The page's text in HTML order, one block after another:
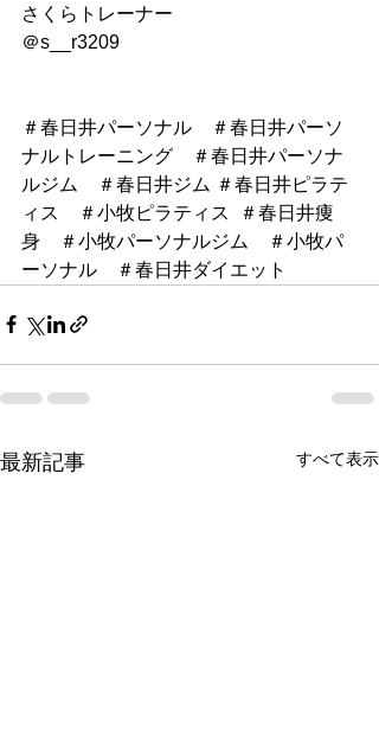
さくらトレーナー
＠s__r3209
＃春日井パーソナル　＃春日井パーソ
ナルトレーニング　＃春日井パーソナ
ルジム　＃春日井ジム ＃春日井ピラテ
ィス　＃小牧ピラティス  ＃春日井痩
身　＃小牧パーソナルジム　＃小牧パ
ーソナル　＃春日井ダイエット
最新記事 すべて表示